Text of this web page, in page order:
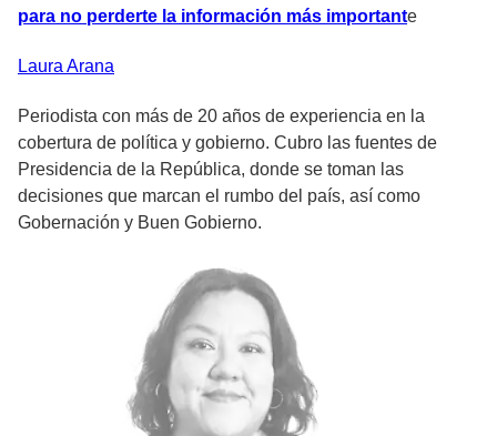
para no perderte la información más importante
Laura Arana
Periodista con más de 20 años de experiencia en la
cobertura de política y gobierno. Cubro las fuentes de
Presidencia de la República, donde se toman las
decisiones que marcan el rumbo del país, así como
Gobernación y Buen Gobierno.